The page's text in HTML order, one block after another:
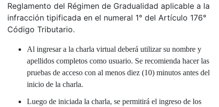
Reglamento del Régimen de Gradualidad aplicable a la
infracción tipificada en el numeral 1° del Artículo 176°
Código Tributario.
Al ingresar a la charla virtual deberá utilizar su nombre y
apellidos completos como usuario. Se recomienda hacer las
pruebas de acceso con al menos diez (10) minutos antes del
inicio de la charla.
Luego de iniciada la charla, se permitirá el ingreso de los